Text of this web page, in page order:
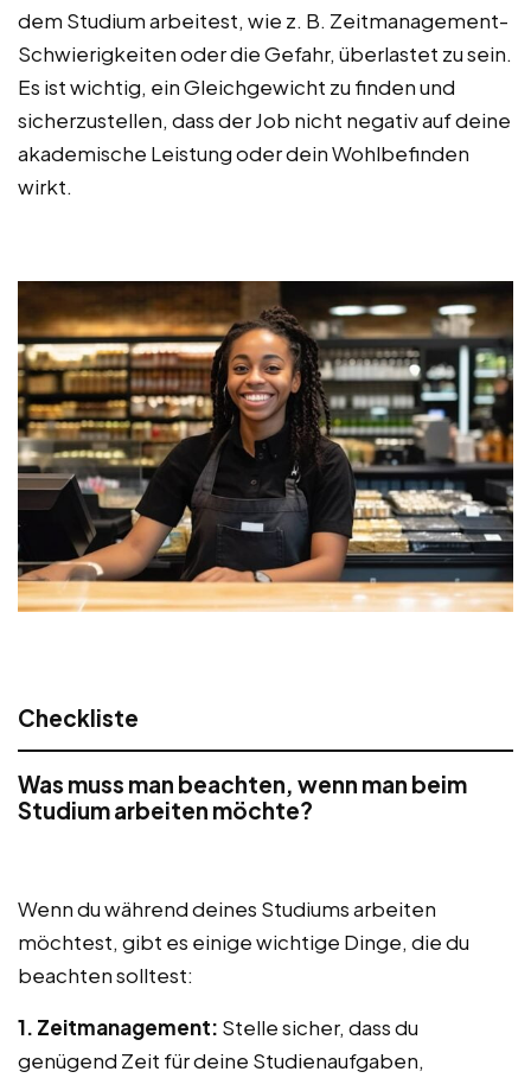
dem Studium arbeitest, wie z. B. Zeitmanagement-
Schwierigkeiten oder die Gefahr, überlastet zu sein.
Es ist wichtig, ein Gleichgewicht zu finden und
sicherzustellen, dass der Job nicht negativ auf deine
akademische Leistung oder dein Wohlbefinden
wirkt.
Checkliste
Was muss man beachten, wenn man beim
Studium arbeiten möchte?
Wenn du während deines Studiums arbeiten
möchtest, gibt es einige wichtige Dinge, die du
beachten solltest:
1. Zeitmanagement: Stelle sicher, dass du
genügend Zeit für deine Studienaufgaben,